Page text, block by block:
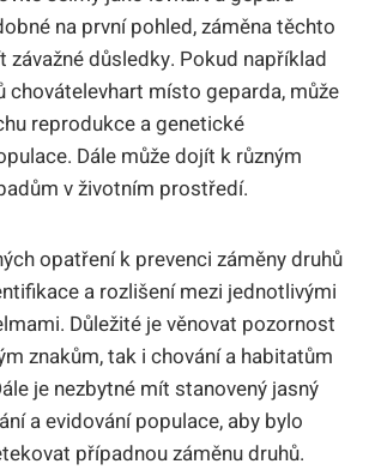
na první pohled, záměna těchto
závažné důsledky. Pokud například
chovátelevhart místo geparda, může
reprodukce a genetické
Dále může dojít k různým
v životním prostředí.
opatření k prevenci záměny druhů
a rozlišení mezi jednotlivými
Důležité je věnovat pozornost
znakům, tak i chování a habitatům
je nezbytné mít stanovený jasný
a evidování populace, aby bylo
případnou záměnu druhů.